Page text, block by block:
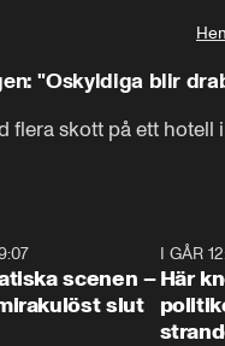
"Oskyldiga blir
flera skott på ett hotell
scenen –
slut
I GÅR
Här